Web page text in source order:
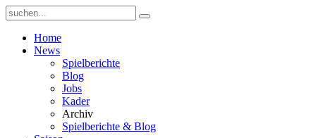
Home
News
Spielberichte
Blog
Jobs
Kader
Archiv
Spielberichte & Blog